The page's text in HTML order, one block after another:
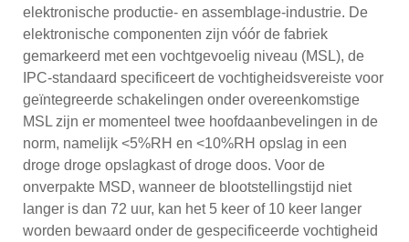
elektronische productie- en assemblage-industrie. De
elektronische componenten zijn vóór de fabriek
gemarkeerd met een vochtgevoelig niveau (MSL), de
IPC-standaard specificeert de vochtigheidsvereiste voor
geïntegreerde schakelingen onder overeenkomstige
MSL zijn er momenteel twee hoofdaanbevelingen in de
norm, namelijk <5%RH en <10%RH opslag in een
droge droge opslagkast of droge doos. Voor de
onverpakte MSD, wanneer de blootstellingstijd niet
langer is dan 72 uur, kan het 5 keer of 10 keer langer
worden bewaard onder de gespecificeerde vochtigheid